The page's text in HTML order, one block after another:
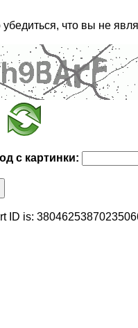
что вы не
с картинки:
ID is: